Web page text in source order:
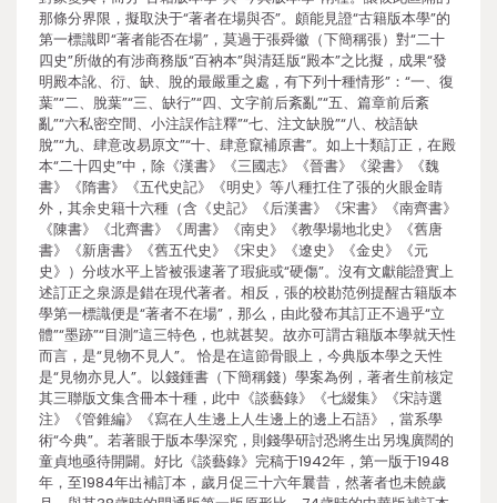
那條分界限，擬取決于“著者在場與否”。頗能見證“古籍版本學”的
第一標識即“著者能否在場”，莫過于張舜徽（下簡稱張）對“二十
四史”所做的有涉商務版“百衲本”與清廷版“殿本”之比擬，成果“發
明殿本訛、衍、缺、脫的最嚴重之處，有下列十種情形”：“一、復
葉”“二、脫葉”“三、缺行”“四、文字前后紊亂”“五、篇章前后紊
亂”“六私密空間、小注誤作註釋”“七、注文缺脫”“八、校語缺
脫”“九、肆意改易原文”“十、肆意竄補原書”。如上十類訂正，在殿
本“二十四史”中，除《漢書》《三國志》《晉書》《梁書》《魏
書》《隋書》《五代史記》《明史》等八種扛住了張的火眼金睛
外，其余史籍十六種（含《史記》《后漢書》《宋書》《南齊書》
《陳書》《北齊書》《周書》《南史》《教學場地北史》《舊唐
書》《新唐書》《舊五代史》《宋史》《遼史》《金史》《元
史》）分歧水平上皆被張逮著了瑕疵或“硬傷”。沒有文獻能證實上
述訂正之泉源是錯在現代著者。相反，張的校勘范例提醒古籍版本
學第一標識便是“著者不在場”，那么，由此發布其訂正不過乎“立
體”“墨跡”“目測”這三特色，也就甚契。故亦可謂古籍版本學就天性
而言，是“見物不見人”。 恰是在這節骨眼上，今典版本學之天性
是“見物亦見人”。以錢鍾書（下簡稱錢）學案為例，著者生前核定
其三聯版文集含冊本十種，此中《談藝錄》《七綴集》《宋詩選
注》《管錐編》《寫在人生邊上人生邊上的邊上石語》，當系學
術“今典”。若著眼于版本學深究，則錢學研討恐將生出另塊廣闊的
童貞地亟待開闢。好比《談藝錄》完稿于1942年，第一版于1948
年，至1984年出補訂本，歲月促三十六年曩昔，然著者也未饒歲